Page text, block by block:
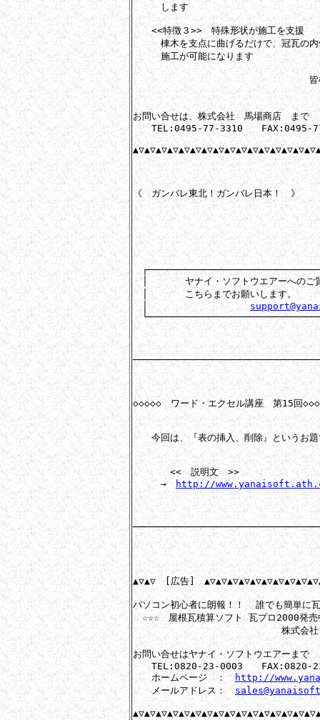
します
<<特徴３>>　特殊形状が施工を支援
棟木を支点に曲げるだけで、冠瓦の内
施工が可能になります
皆様と創ります
株式会社　
お問い合せは、株式会社　馬場商店　まで
TEL:0495-77-3310　　FAX:0495-
《　ガンバレ東北！ガンバレ日本！　》
│　　　　ヤナイ・ソフトウエアーへのご
│　　　　こちらまでお願いします。　　
│
◇◇◇◇◇　ワード・エクセル講座　第15回
今回は、『表の挿入、削除』というお題
<<　説明文　>>
→
http://
▲▽▲▽　[広告]　
パソコン初心者に朗報！！  誰でも簡単に
☆☆☆　屋根瓦積算ソフト 瓦プロ2000発売
株式会社　ヤナイ・
お問い合せはヤナイ・ソフトウエアーまで
TEL:0820-23-0003　　FAX:0820-
ホームページ　： http://
メールアドレス：